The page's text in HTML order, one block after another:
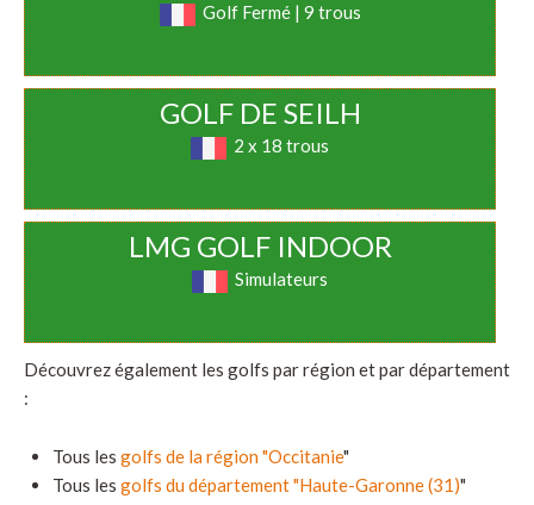
Golf Fermé | 9 trous
GOLF DE SEILH
2 x 18 trous
LMG GOLF INDOOR
Simulateurs
Découvrez également les golfs par région et par département
:
Tous les golfs de la région "Occitanie"
Tous les golfs du département "Haute-Garonne (31)"